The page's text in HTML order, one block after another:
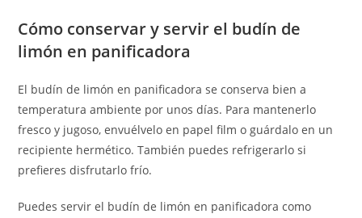
Cómo conservar y servir el budín de
limón en panificadora
El budín de limón en panificadora se conserva bien a
temperatura ambiente por unos días. Para mantenerlo
fresco y jugoso, envuélvelo en papel film o guárdalo en un
recipiente hermético. También puedes refrigerarlo si
prefieres disfrutarlo frío.
Puedes servir el budín de limón en panificadora como